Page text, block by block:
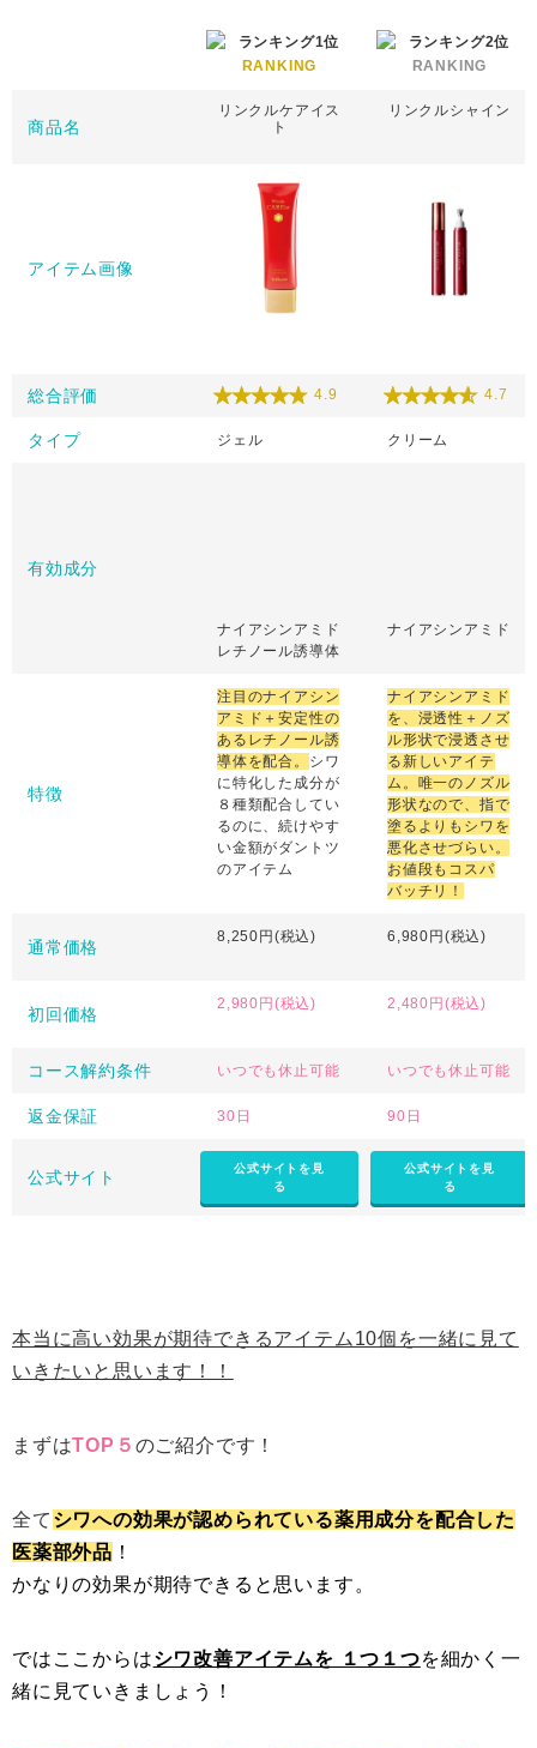
RANKING RANKING
商品名
リンクルケアイス
ト
リンクルシャイン
アイテム画像
総合評価 4.9 4.7
タイプ ジェル クリーム
有効成分
ナイアシンアミド
レチノール誘導体
ナイアシンアミド
特徴
注目のナイアシン
アミド＋安定性の
あるレチノール誘
導体を配合。 シワ
に特化した成分が
８種類配合してい
るのに、続けやす
い金額がダントツ
のアイテム
ナイアシンアミド
を、浸透性＋ノズ
ル形状で浸透させ
る新しいアイテ
ム。唯一のノズル
形状なので、指で
塗るよりもシワを
悪化させづらい。
お値段もコスパ
バッチリ！
通常価格
8,250円(税込) 6,980円(税込)
初回価格
2,980円(税込) 2,480円(税込)
コース解約条件 いつでも休止可能 いつでも休止可能
返金保証 30日 90日
公式サイト
公式サイトを見
る
公式サイトを見
る
本当に高い効果が期待できるアイテム10個を一緒に見て
いきたいと思います！！
まずはTOP５ のご紹介です！
全て シワへの効果が認められている薬用成分を配合した
医薬部外品 ！
かなりの効果が期待できると思います。
ではここからはシワ改善アイテムを １つ１つを細かく一
緒に見ていきましょう！